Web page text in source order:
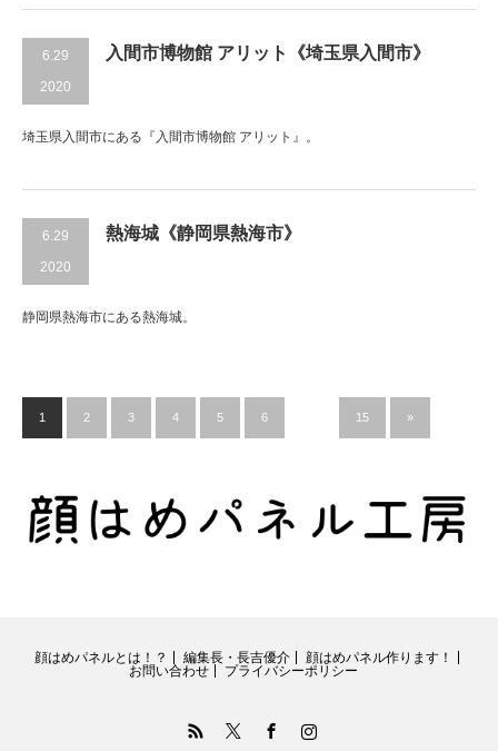
6.29
2020
入間市博物館 アリット《埼玉県入間市》
埼玉県入間市にある『入間市博物館 アリット』。
6.29
2020
熱海城《静岡県熱海市》
静岡県熱海市にある熱海城。
1 2 3 4 5 6 15 »
顔はめパネルとは！？ 編集長・長吉優介
顔はめパネル作ります！
お問い合わせ
プライバシーポリシー
FacebookInstagram